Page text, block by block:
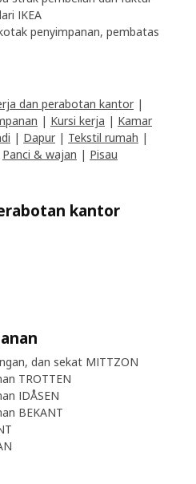
IKEA
penyimpanan, pembatas
dan perabotan kantor |
| Kursi kerja | Kamar
| Dapur | Tekstil rumah |
Panci & wajan | Pisau
kantor
dan sekat MITTZON
TROTTEN
IDÅSEN
BEKANT